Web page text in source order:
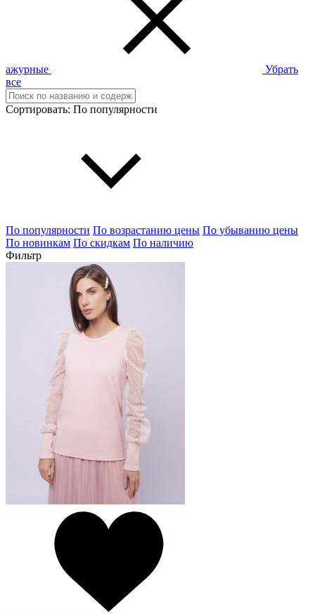
ажурные
Убрать
все
Сортировать: По популярности
По популярности По возрастанию цены По убыванию цены
По новинкам По скидкам По наличию
Фильтр